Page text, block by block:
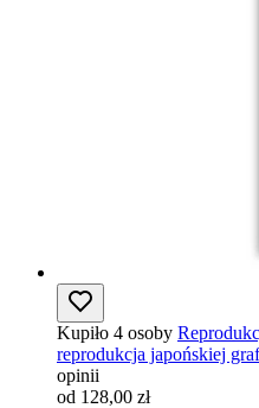
Kupiło 4 osoby
reprodukcja japońskiej
opinii
od 128,00 zł